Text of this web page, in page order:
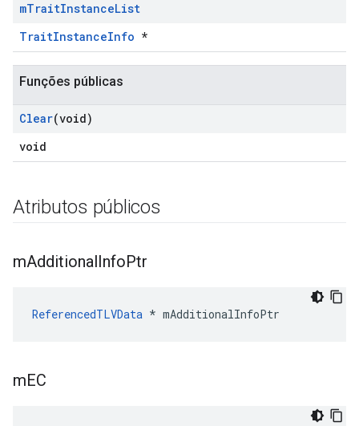
mTraitInstanceList
TraitInstanceInfo *
Funções públicas
Clear(void)
void
Atributos públicos
mAdditionalInfoPtr
ReferencedTLVData * mAdditionalInfoPtr
mEC